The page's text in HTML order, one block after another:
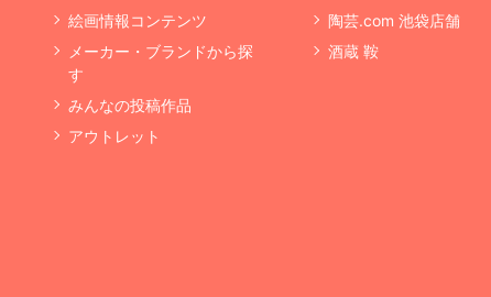
絵画情報コンテンツ
メーカー・ブランドから探
す
みんなの投稿作品
アウトレット
陶芸.com 池袋店舗
酒蔵 鞍